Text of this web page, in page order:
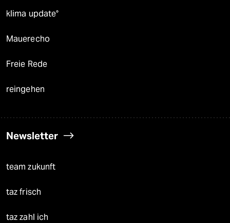
klima update°
Mauerecho
Freie Rede
reingehen
Newsletter
team zukunft
taz frisch
taz zahl ich